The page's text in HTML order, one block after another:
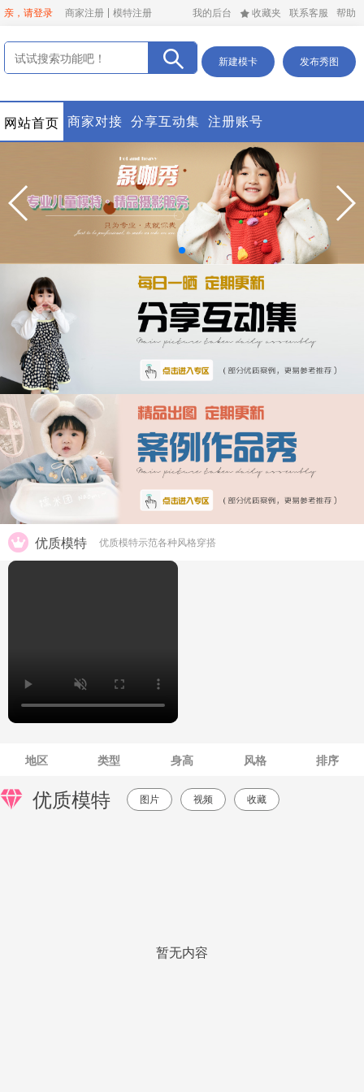
亲，请登录 商家注册 模特注册 我的后台 收藏夹 联系客服 帮助
新建模卡 发布秀图
网站首页 商家对接 分享互动集 注册账号
优质模特 优质模特示范各种风格穿搭
地区 类型 身高 风格 排序
优质模特 图片 视频 收藏
暂无内容